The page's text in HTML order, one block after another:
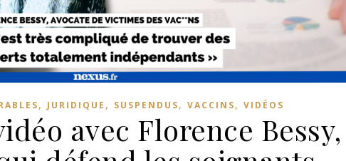
, JURIDIQUE , SUSPENDUS, VACCINS, VIDÉOS
avec Florence Bessy,